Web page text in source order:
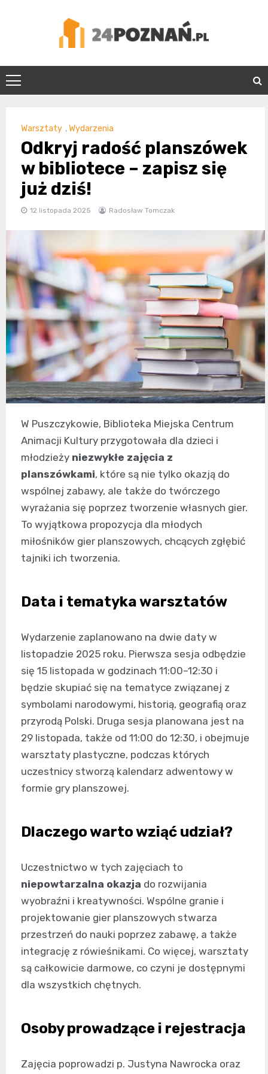
24Poznań.pl
Warsztaty ,Wydarzenia
Odkryj radość planszówek
w bibliotece – zapisz się
już dziś!
12 listopada 2025 Radosław Tomczak
W Puszczykowie, Biblioteka Miejska Centrum
Animacji Kultury przygotowała dla dzieci i
młodzieży niezwykłe zajęcia z
planszówkami, które są nie tylko okazją do
wspólnej zabawy, ale także do twórczego
wyrażania się poprzez tworzenie własnych gier.
To wyjątkowa propozycja dla młodych
miłośników gier planszowych, chcących zgłębić
tajniki ich tworzenia.
Data i tematyka warsztatów
Wydarzenie zaplanowano na dwie daty w
listopadzie 2025 roku. Pierwsza sesja odbędzie
się 15 listopada w godzinach 11:00–12:30 i
będzie skupiać się na tematyce związanej z
symbolami narodowymi, historią, geografią oraz
przyrodą Polski. Druga sesja planowana jest na
29 listopada, także od 11:00 do 12:30, i obejmuje
warsztaty plastyczne, podczas których
uczestnicy stworzą kalendarz adwentowy w
formie gry planszowej.
Dlaczego warto wziąć udział?
Uczestnictwo w tych zajęciach to
niepowtarzalna okazja do rozwijania
wyobraźni i kreatywności. Wspólne granie i
projektowanie gier planszowych stwarza
przestrzeń do nauki poprzez zabawę, a także
integrację z rówieśnikami. Co więcej, warsztaty
są całkowicie darmowe, co czyni je dostępnymi
dla wszystkich chętnych.
Osoby prowadzące i rejestracja
Zajęcia poprowadzi p. Justyna Nawrocka oraz